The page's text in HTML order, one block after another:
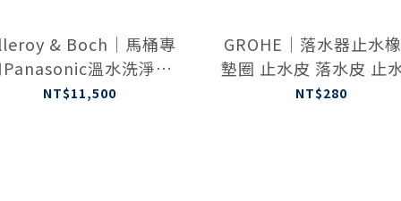
& Boch｜馬桶專
溫水洗淨便
座（側控板）白色
NT$11,500
GROHE｜落水器止水
墊圈 止水皮 落水皮 止
片 大小墊片
NT$280